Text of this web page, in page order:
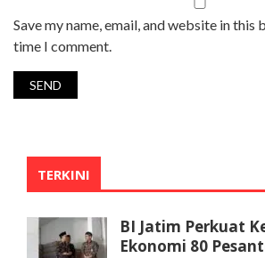
Save my name, email, and website in
time I comment.
TERKINI
BI Jatim Perkuat
Ekonomi 80